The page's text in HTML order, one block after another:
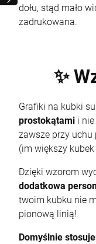
dołu, stąd mało
zadrukowana.
✨
Grafiki na kubki
prostokątami i
zawsze przy uchu
(im większy
Dzięki wzorom
dodatkowa
twoim kubku nie
pionową linią!
Domyślnie